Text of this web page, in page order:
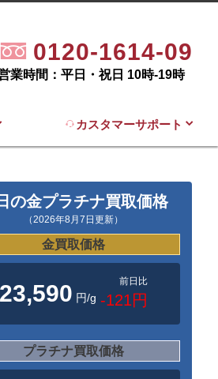
0120-1614-09
業時間：平日・祝日 10時-19時
カスタマーサポート
の金プラチナ買取価格
（2026年8月7日更新）
金買取価格
23,590 円/g
前日比
-121円
プラチナ買取価格